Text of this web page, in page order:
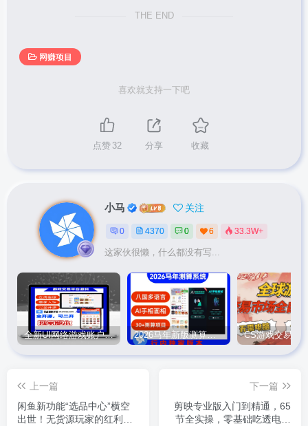
THE END
网赚项目
喜欢就支持一下吧
点赞 32 分享 收藏
小马 关注
0 4370 0 6 33.3W+
这家伙很懒，什么都没有写...
全新UI网络游戏账户交易平台系统 全开源版本 2026马年新版测算系统源码
上一篇
闲鱼新功能“选品中心”横空
出世！无货源玩家的红利期
下一篇
剪映专业版入门到精通，65
节全实操，零基础吃透电脑